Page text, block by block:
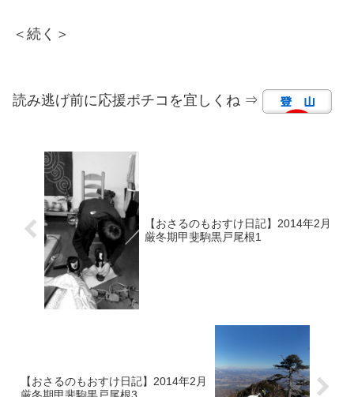
＜続く＞
読み逃げ前に応援ポチコを宜しくね ⇒
【おさるのもおすけ日記】2014年2月
厳冬期甲斐駒黒戸尾根1
【おさるのもおすけ日記】2014年2月
厳冬期甲斐駒黒戸尾根3